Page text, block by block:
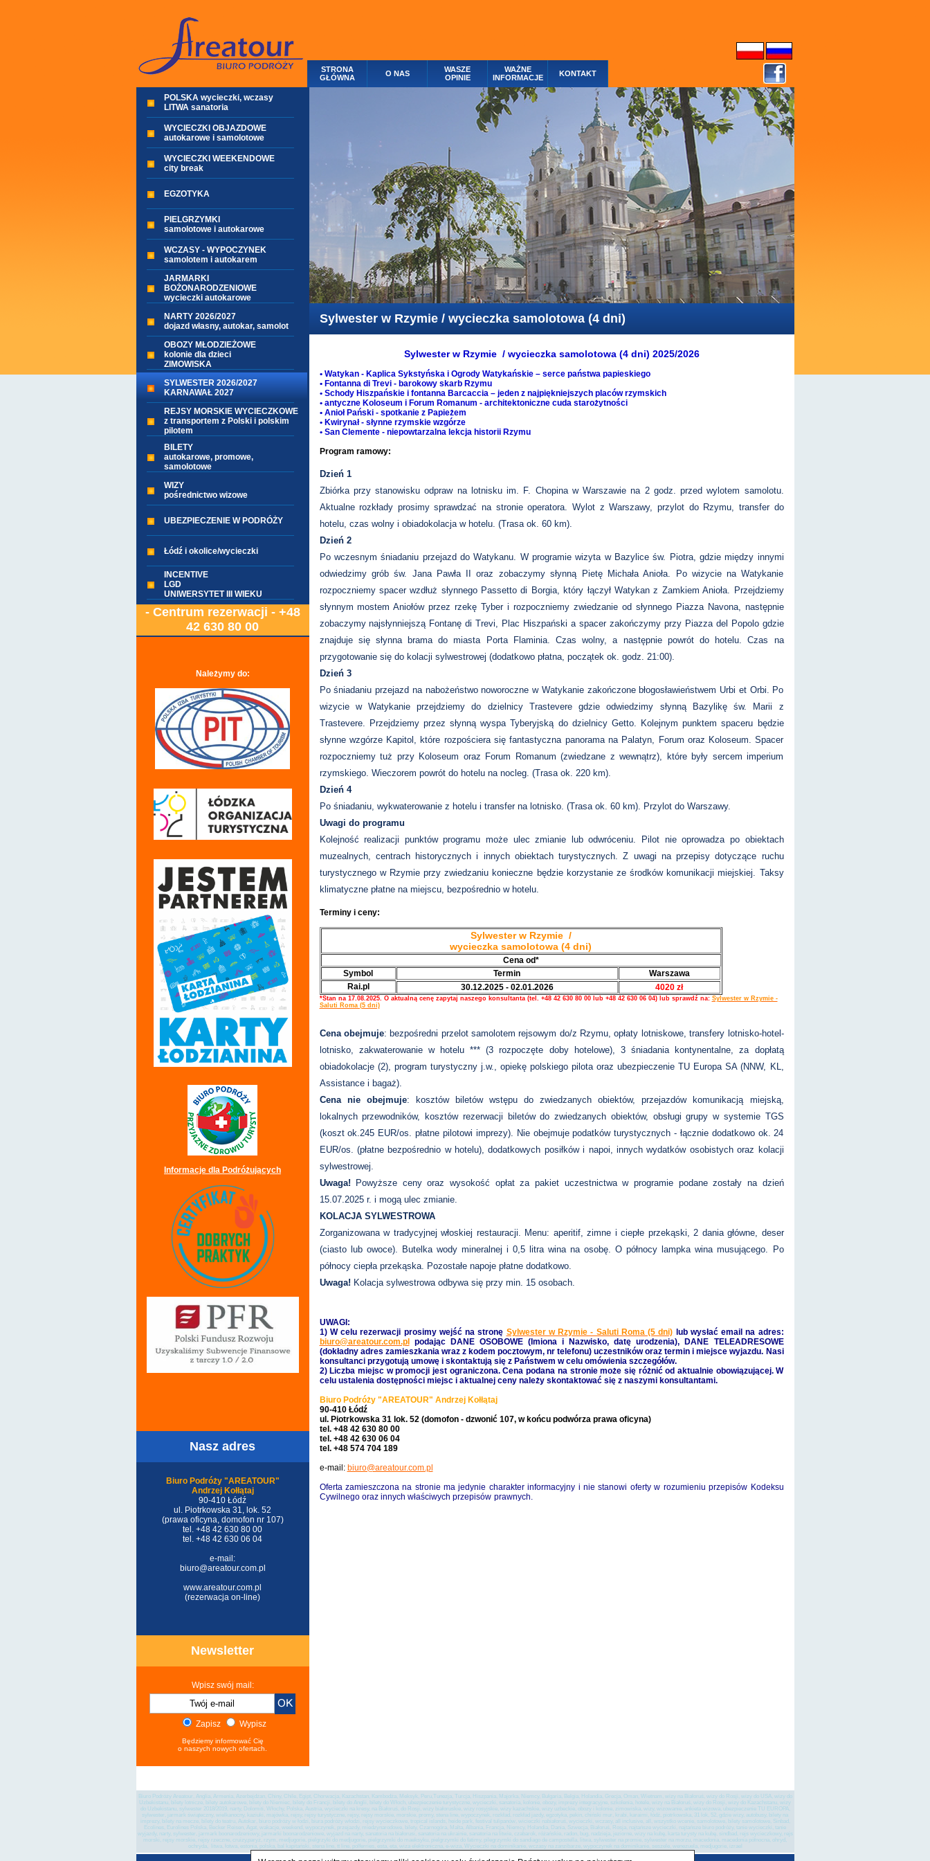
STRONA
GŁÓWNA
O NAS
WASZE
OPINIE
WAŻNE
INFORMACJE
KONTAKT
POLSKA wycieczki, wczasy
LITWA sanatoria
WYCIECZKI OBJAZDOWE
autokarowe i samolotowe
WYCIECZKI WEEKENDOWE
city break
EGZOTYKA
PIELGRZYMKI
samolotowe i autokarowe
WCZASY - WYPOCZYNEK
samolotem i autokarem
JARMARKI
BOŻONARODZENIOWE
wycieczki autokarowe
NARTY 2026/2027
dojazd własny, autokar, samolot
OBOZY MŁODZIEŻOWE
kolonie dla dzieci
ZIMOWISKA
SYLWESTER 2026/2027
KARNAWAŁ 2027
REJSY MORSKIE WYCIECZKOWE
z transportem z Polski i polskim
pilotem
BILETY
autokarowe, promowe,
samolotowe
WIZY
pośrednictwo wizowe
UBEZPIECZENIE W PODRÓŻY
Łódź i okolice/wycieczki
INCENTIVE
LGD
UNIWERSYTET III WIEKU
- Centrum rezerwacji - +48
42 630 80 00
Należymy do:
Informacje dla Podróżujących
Nasz adres
Biuro Podróży "AREATOUR"
Andrzej Kołłątaj
90-410 Łódź
ul. Piotrkowska 31, lok. 52
(prawa oficyna, domofon nr 107)
tel. +48 42 630 80 00
tel. +48 42 630 06 04
e-mail:
biuro@areatour.com.pl
www.areatour.com.pl
(rezerwacja on-line)
Newsletter
Wpisz swój mail:
Zapisz Wypisz
Będziemy informować Cię
o naszych nowych ofertach.
Sylwester w Rzymie / wycieczka samolotowa (4 dni)
Sylwester w Rzymie / wycieczka samolotowa (4 dni) 2025/2026
• Watykan - Kaplica Sykstyńska i Ogrody Watykańskie – serce państwa papieskiego
• Fontanna di Trevi - barokowy skarb Rzymu
• Schody Hiszpańskie i fontanna Barcaccia – jeden z najpiękniejszych placów rzymskich
• antyczne Koloseum i Forum Romanum - architektoniczne cuda starożytności
• Anioł Pański - spotkanie z Papieżem
• Kwirynał - słynne rzymskie wzgórze
• San Clemente - niepowtarzalna lekcja historii Rzymu
Program ramowy:
Dzień 1
Zbiórka przy stanowisku odpraw na lotnisku im. F. Chopina w Warszawie na 2 godz. przed wylotem samolotu.
Aktualne rozkłady prosimy sprawdzać na stronie operatora. Wylot z Warszawy, przylot do Rzymu, transfer do
hotelu, czas wolny i obiadokolacja w hotelu. (Trasa ok. 60 km).
Dzień 2
Po wczesnym śniadaniu przejazd do Watykanu. W programie wizyta w Bazylice św. Piotra, gdzie między innymi
odwiedzimy grób św. Jana Pawła II oraz zobaczymy słynną Pietę Michała Anioła. Po wizycie na Watykanie
rozpoczniemy spacer wzdłuż słynnego Passetto di Borgia, który łączył Watykan z Zamkiem Anioła. Przejdziemy
słynnym mostem Aniołów przez rzekę Tyber i rozpoczniemy zwiedzanie od słynnego Piazza Navona, następnie
zobaczymy najsłynniejszą Fontanę di Trevi, Plac Hiszpański a spacer zakończymy przy Piazza del Popolo gdzie
znajduje się słynna brama do miasta Porta Flaminia. Czas wolny, a następnie powrót do hotelu. Czas na
przygotowanie się do kolacji sylwestrowej (dodatkowo płatna, początek ok. godz. 21:00).
Dzień 3
Po śniadaniu przejazd na nabożeństwo noworoczne w Watykanie zakończone błogosławieństwem Urbi et Orbi. Po
wizycie w Watykanie przejdziemy do dzielnicy Trastevere gdzie odwiedzimy słynną Bazylikę św. Marii z
Trastevere. Przejdziemy przez słynną wyspa Tyberyjską do dzielnicy Getto. Kolejnym punktem spaceru będzie
słynne wzgórze Kapitol, które rozpościera się fantastyczna panorama na Palatyn, Forum oraz Koloseum. Spacer
rozpoczniemy tuż przy Koloseum oraz Forum Romanum (zwiedzane z wewnątrz), które były sercem imperium
rzymskiego. Wieczorem powrót do hotelu na nocleg. (Trasa ok. 220 km).
Dzień 4
Po śniadaniu, wykwaterowanie z hotelu i transfer na lotnisko. (Trasa ok. 60 km). Przylot do Warszawy.
Uwagi do programu
Kolejność realizacji punktów programu może ulec zmianie lub odwróceniu. Pilot nie oprowadza po obiektach
muzealnych, centrach historycznych i innych obiektach turystycznych. Z uwagi na przepisy dotyczące ruchu
turystycznego w Rzymie przy zwiedzaniu konieczne będzie korzystanie ze środków komunikacji miejskiej. Taksy
klimatyczne płatne na miejscu, bezpośrednio w hotelu.
Terminy i ceny:
Sylwester w Rzymie /
wycieczka samolotowa (4 dni)
Cena od*
Symbol
Termin
Warszawa
Rai.pl
30.12.2025 - 02.01.2026 4020 zł
*Stan na 17.08.2025. O aktualną cenę zapytaj naszego konsultanta (tel. +48 42 630 80 00 lub +48 42 630 06 04) lub sprawdź na: Sylwester w Rzymie -
Saluti Roma (5 dni)
Cena obejmuje: bezpośredni przelot samolotem rejsowym do/z Rzymu, opłaty lotniskowe, transfery lotnisko-hotel-
lotnisko, zakwaterowanie w hotelu *** (3 rozpoczęte doby hotelowe), 3 śniadania kontynentalne, za dopłatą
obiadokolacje (2), program turystyczny j.w., opiekę polskiego pilota oraz ubezpieczenie TU Europa SA (NNW, KL,
Assistance i bagaż).
Cena nie obejmuje: kosztów biletów wstępu do zwiedzanych obiektów, przejazdów komunikacją miejską,
lokalnych przewodników, kosztów rezerwacji biletów do zwiedzanych obiektów, obsługi grupy w systemie TGS
(koszt ok.245 EUR/os. płatne pilotowi imprezy). Nie obejmuje podatków turystycznych - łącznie dodatkowo ok. 24
EUR/os. (płatne bezpośrednio w hotelu), dodatkowych posiłków i napoi, innych wydatków osobistych oraz kolacji
sylwestrowej.
Uwaga! Powyższe ceny oraz wysokość opłat za pakiet uczestnictwa w programie podane zostały na dzień
15.07.2025 r. i mogą ulec zmianie.
KOLACJA SYLWESTROWA
Zorganizowana w tradycyjnej włoskiej restauracji. Menu: aperitif, zimne i ciepłe przekąski, 2 dania główne, deser
(ciasto lub owoce). Butelka wody mineralnej i 0,5 litra wina na osobę. O północy lampka wina musującego. Po
północy ciepła przekąska. Pozostałe napoje płatne dodatkowo.
Uwaga! Kolacja sylwestrowa odbywa się przy min. 15 osobach.
UWAGI:
1) W celu rezerwacji prosimy wejść na stronę Sylwester w Rzymie - Saluti Roma (5 dni) lub wysłać email na adres:
biuro@areatour.com.pl
podając DANE OSOBOWE (Imiona i Nazwisko, datę urodzenia), DANE TELEADRESOWE
(dokładny adres zamieszkania wraz z kodem pocztowym, nr telefonu) uczestników oraz termin i miejsce wyjazdu. Nasi
konsultanci przygotują umowę i skontaktują się z Państwem w celu omówienia szczegółów.
2) Liczba miejsc w promocji jest ograniczona. Cena podana na stronie może się różnić od aktualnie obowiązującej. W
celu ustalenia dostępności miejsc i aktualnej ceny należy skontaktować się z naszymi konsultantami.
Biuro Podróży "AREATOUR" Andrzej Kołłątaj
90-410 Łódź
ul. Piotrkowska 31 lok. 52 (domofon - dzwonić107, w końcupodwórza prawa oficyna)
tel. +48 42 630 80 00
tel. +48 42 630 06 04
tel. +48 574 704 189
e-mail: biuro@areatour.com.pl
Oferta zamieszczona na stronie ma jedynie charakter informacyjny i nie stanowi oferty w rozumieniu przepisów Kodeksu
Cywilnego oraz innych właściwych przepisów prawnych.
Biuro Podróży Areatour, Anglia, Armenia, Azerbejdżan, Chiny, Chile, Egipt, Chorwacja, Kazachstan, Kambodża, Meksyk, Peru,Tunezja, Turcja, Hiszpania, Majorka, Niemcy, Bułgaria, Belgia, Holandia, Grecja, Oman, Wietnam, wizy na Białoruś, wizy do Rosji, wizy do USA, wizy do
Uzbekistanu, bilety lotnicze, bilety autokarowe, bilety do Niemiec, bilety do Francji, bilety do Anglii, bilety do Włoch, ubezpieczenie turystyczne, wycieczki, sanatoria, kolonie, obozy, imprezy integracyjne, szkolenia, hotele, wizy na Białoruś, wizy do Rosji, wizy do Kazachstanu, wizy
do Uzbekistanu, sylwester 2018/2019, narty, Dolomiti, Włochy, Polska, Austria, wycieczki na kresy, na Białoruś, do Rosji, wizy białoruskie, wizy rosyjskie, wizy kazachskie, wizy uzbeckie, obozy i kolonie, zimowiska, wizy, wizowanie, ankieta wizowa, ubezpieczenie TU EUROPA,
sylwester, jarmark świąteczny, wielkanocny, kaziuki, majówka, rejsy, rejsy turystyczne, rejsy, rejsy morskie, morskie, promy, stena line, wypoczynek, rozkład, rozkład jazdy, egzotyka, pekin, chiński mur, krabi, karaimi, łódź, piotrkowska, 31 lok, 52, gdzie wizy, autobusy, bilety na
imprezy, bilety na mecze, bilety do teatru, Autokar, biuro podróży w łodzi, biura podróży włodzi, rejsy wycieczkowe, tropical islands, heide park, festival tulipanów, wicieczki nabiałoruś, wycieczki, wczasy, all inclusive, all, wszystko wcenie, samolotowe, bilety samolotowe, Sinbad,
Ecolines, Eurolines Polska, Becker Reisen, Agat, wakacje, weekend, wypoczynek, przejazdy, miedzynarodowe, bilety, Czarnogóra, Malta, Albania, Francja, Niemcy, Holandia, Dania, Szwecja, Białoruś, Rosja, najtańsze wycieczki, najtańsze biuro podróży, tanie wycieczki, tanie
wyjazdy, narty, sylwester, jarmark boonarodzeniowy, jarmarki boonarodzeniowe, wyjazd na narty, sanatoria na białorusi, sanatoria na ukrainie, sanatoria na litwie, czabarok, różańskie, radon, bug, nadzieja, jeziorne, wizy na kubę, karta turysty na kubę, sindbad, rejs wycieczkowy, rejs
morski, rejsy morskie, rejsy rzeczne, cruizy,paryż, rzym, medjugorie, pielgrzyki do medjugorie, pielgrzymki do maeksyku, pielgrzymki do fatimy, pilegrzymki do sandiago de campostella, litwa, sylwester na promie, sylwester na morzu, macedonia, macedonia północna, ohryd,
ochryda, litwa, łotwa, estonia, polska, bal kapitański, stena line, tt line, polferries, esta, eta, wiza elektroniczna, e-wiza, Wycieczki na dominikanie, wczasy na zanzibarze, wypoczynek na dominikanie, seszele, wenezuela, medjugorie, izrael